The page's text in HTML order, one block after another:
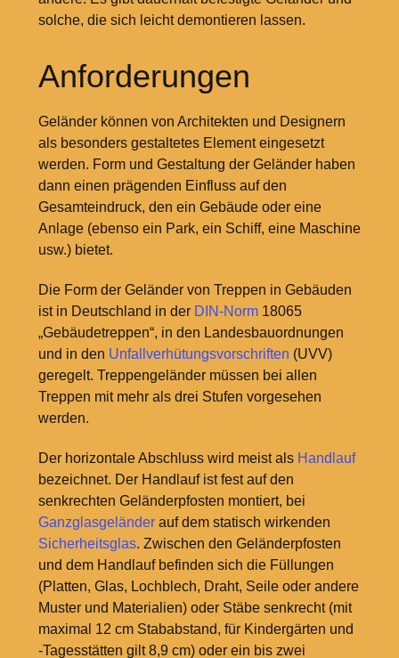
solche, die sich leicht demontieren lassen.
Anforderungen
Geländer können von Architekten und Designern
als besonders gestaltetes Element eingesetzt
werden. Form und Gestaltung der Geländer haben
dann einen prägenden Einfluss auf den
Gesamteindruck, den ein Gebäude oder eine
Anlage (ebenso ein Park, ein Schiff, eine Maschine
usw.) bietet.
Die Form der Geländer von Treppen in Gebäuden
ist in Deutschland in der DIN-Norm18065
„Gebäudetreppen“, in den Landesbauordnungen
und in den Unfallverhütungsvorschriften (UVV)
geregelt. Treppengeländer müssen bei allen
Treppen mit mehr als drei Stufen vorgesehen
werden.
Der horizontale Abschluss wird meist als Handlauf
bezeichnet. Der Handlauf ist fest auf den
senkrechten Geländerpfosten montiert, bei
Ganzglasgeländerauf dem statisch wirkenden
Sicherheitsglas. Zwischen den Geländerpfosten
und dem Handlauf befinden sich die Füllungen
(Platten, Glas, Lochblech, Draht, Seile oder andere
Muster und Materialien) oder Stäbe senkrecht (mit
maximal 12 cm Stababstand, für Kindergärten und
-Tagesstätten gilt 8,9 cm) oder ein bis zwei